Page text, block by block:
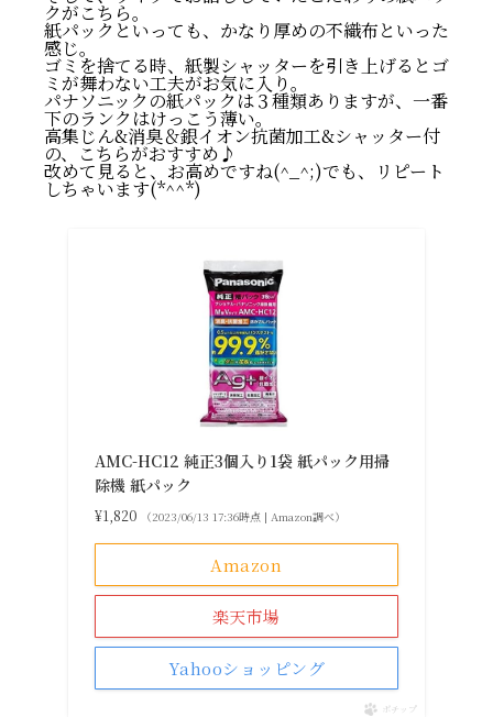
クがこちら。
紙パックといっても、かなり厚めの不織布といった
感じ。
ゴミを捨てる時、紙製シャッターを引き上げるとゴ
ミが舞わない工夫がお気に入り。
パナソニックの紙パックは３種類ありますが、一番
下のランクはけっこう薄い。
高集じん&消臭＆銀イオン抗菌加工&シャッター付
の、こちらがおすすめ♪
改めて見ると、お高めですね(^_^;)でも、リピート
しちゃいます(*^^*)
AMC-HC12 純正3個入り1袋 紙パック用掃
除機 紙パック
¥1,820 （2023/06/13 17:36時点 | Amazon調べ）
Amazon
楽天市場
Yahooショッピング
ポチップ